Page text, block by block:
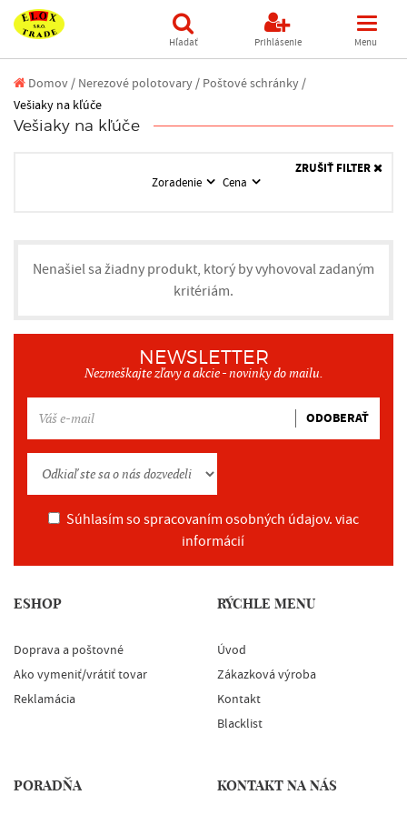
Hľadať Prihlásenie Menu
Domov/ Nerezové polotovary / Poštové schránky /
Vešiaky na kľúče
Vešiaky na kľúče
Zoradenie Cena
ZRUŠIŤ FILTER
Nenašiel sa žiadny produkt, ktorý by vyhovoval zadaným
kritériám.
NEWSLETTER
Nezmeškajte zľavy a akcie - novinky do mailu.
ODOBERAŤ
Súhlasím so spracovaním osobných údajov. viac
informácií
ESHOP
Doprava a poštovné
Ako vymeniť/vrátiť tovar
Reklamácia
RÝCHLE MENU
Úvod
Zákazková výroba
Kontakt
Blacklist
PORADŇA KONTAKT NA NÁS